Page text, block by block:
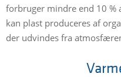
forbruger mindre end 10 %
kan plast produceres af
der udvindes fra